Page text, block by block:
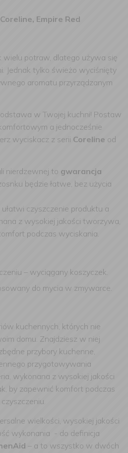
Empire Red
wielu potraw, dlatego używa się
Jednak tylko świeżo wyciśnięty
aromatu przyrządzanym
w Twojej kuchni! Postaw
a jednocześnie
wyciskacz z serii Coreline od
nierdzewnej to gwarancja
będzie łatwe, bez użycia
czyszczenie produktu a
z wysokiej jakości tworzywa,
podczas wyciskania.
– wyciągany koszyczek.
do mycia w zmywarce.
kuchennych, których nie
domu. Znajdziesz w niej
przybory kuchenne,
przygotowywania
wykonana z wysokiej jakości
by zapewnić komfort podczas
wielkości, wysokiej jakości
wykonania - do definicja
– a to wszystko w dwóch